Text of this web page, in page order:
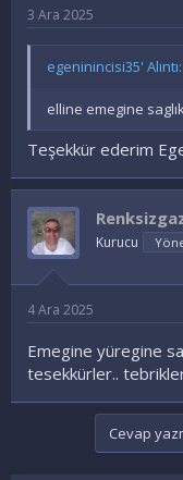
3 Ara 2025
egeninincisi35' Alıntı:
elline emegine
Teşekkür ederim
Kurucu
4 Ara 2025
Emegine yüregine
tesekkürler..
Cevap